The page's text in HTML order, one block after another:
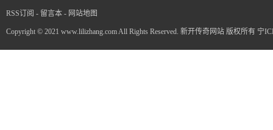
RSS订阅 - 留言本 - 网站地图
Copyright © 2021 www.lilizhang.com All Rights Reserved. 新开传奇网站 版权所有 宁